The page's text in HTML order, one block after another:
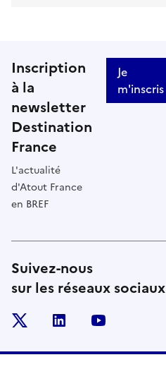
Inscription
à la
newsletter
Destination
France
L'actualité
d'Atout France
en BREF
Je
m'inscris
Suivez-nous
sur les réseaux sociaux
linkedin